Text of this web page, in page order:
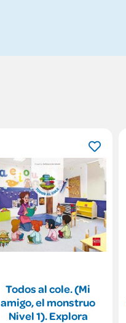
Todos al cole. (Mi
amigo, el monstruo
Nivel 1). Explora